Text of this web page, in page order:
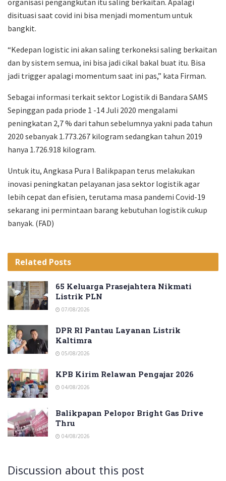
disituasi saat covid ini bisa menjadi momentum untuk
bangkit.
“Kedepan logistic ini akan saling terkoneksi saling berkaitan
dan by sistem semua, ini bisa jadi cikal bakal buat itu. Bisa
jadi trigger apalagi momentum saat ini pas,” kata Firman.
Sebagai informasi terkait sektor Logistik di Bandara SAMS
Sepinggan pada priode 1 -14 Juli 2020 mengalami
peningkatan 2,7 % dari tahun sebelumnya yakni pada tahun
2020 sebanyak 1.773.267 kilogram sedangkan tahun 2019
hanya 1.726.918 kilogram.
Untuk itu, Angkasa Pura I Balikpapan terus melakukan
inovasi peningkatan pelayanan jasa sektor logistik agar
lebih cepat dan efisien, terutama masa pandemi Covid-19
sekarang ini permintaan barang kebutuhan logistik cukup
banyak. (FAD)
Related Posts
65 Keluarga Prasejahtera Nikmati
Listrik PLN
07/08/2026
DPR RI Pantau Layanan Listrik
Kaltimra
05/08/2026
KPB Kirim Relawan Pengajar 2026
04/08/2026
Balikpapan Pelopor Bright Gas Drive
Thru
04/08/2026
Discussion about this post